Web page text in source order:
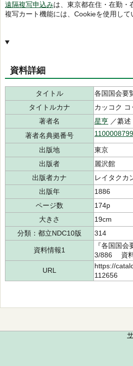
遠隔複写申込みは、東京都在住・在勤・
複写カート機能には、Cookieを使用し
資料詳細
タイトル
各国国会要
タイトルカナ
カッコク
著者名
星亨 ／纂述
著者名典拠番号
出版地
東京
出版者
麗沢館
出版者カナ
レイタクカ
出版年
1886
ページ数
174p
大きさ
19cm
分類：都立NDC10版
314
資料情報1
『各国国
3/886 資料
URL
https://
112656